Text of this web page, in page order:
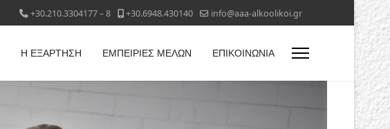
+30.210.3304177 – 8 +30.6948.430140 info@aaa-alkoolikoi.gr
Η ΕΞΑΡΤΗΣΗ ΕΜΠΕΙΡΙΕΣ ΜΕΛΩΝ ΕΠΙΚΟΙΝΩΝΙΑ